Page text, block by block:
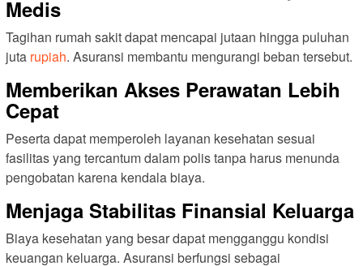
Medis
Tagihan rumah sakit dapat mencapai jutaan hingga puluhan
juta rupiah. Asuransi membantu mengurangi beban tersebut.
Memberikan Akses Perawatan Lebih
Cepat
Peserta dapat memperoleh layanan kesehatan sesuai
fasilitas yang tercantum dalam polis tanpa harus menunda
pengobatan karena kendala biaya.
Menjaga Stabilitas Finansial Keluarga
Biaya kesehatan yang besar dapat mengganggu kondisi
keuangan keluarga. Asuransi berfungsi sebagai